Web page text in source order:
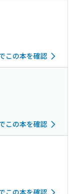
この本を確認
この本を確認
この本を確認